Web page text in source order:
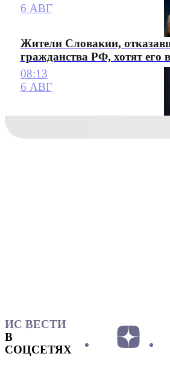
6 АВГ
Жители Словакии,
гражданства РФ, хотят его
08:13
6 АВГ
ИС ВЕСТИ
В
СОЦСЕТЯХ